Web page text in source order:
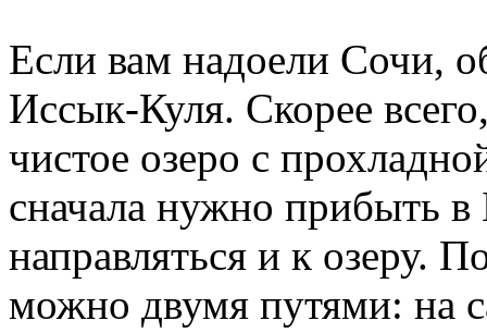
Если вам надоели Сочи,
Иссык-Куля. Скорее
чистое озеро с
сначала нужно прибыть
направляться и к озеру.
можно двумя путями: на